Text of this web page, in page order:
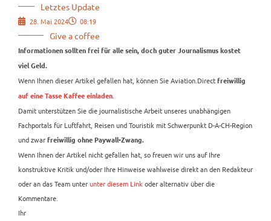
Letztes Update
28. Mai 2024 08:19
Give a coffee
Informationen sollten frei für alle sein, doch guter Journalismus kostet
viel Geld.
Wenn Ihnen dieser Artikel gefallen hat, können Sie Aviation.Direct freiwillig
auf eine Tasse Kaffee einladen
Damit unterstützen Sie die journalistische Arbeit unseres unabhängigen
Fachportals für Luftfahrt, Reisen und Touristik mit Schwerpunkt D-A-CH-Region
und zwar freiwillig ohne Paywall-Zwang.
Wenn Ihnen der Artikel nicht gefallen hat, so freuen wir uns auf Ihre
konstruktive Kritik und/oder Ihre Hinweise wahlweise direkt an den Redakteur
oder an das Team unterunter diesem Link oder alternativ über die
Kommentare.
Ihr